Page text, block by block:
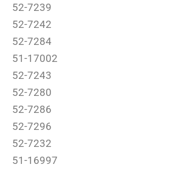
52-7239
52-7242
52-7284
51-17002
52-7243
52-7280
52-7286
52-7296
52-7232
51-16997